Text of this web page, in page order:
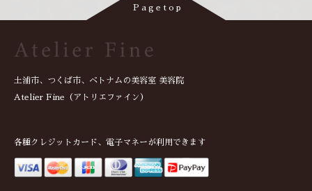
土浦市、つくば市、ベトナムの美容室 美容院
Atelier Fine（アトリエファイン）
各種クレジットカード、電子マネーが利用できます